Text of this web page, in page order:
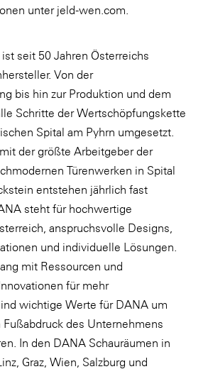
unter jeld-wen.com.
seit 50 Jahren Österreichs
Von der
bis hin zur Produktion und dem
Schritte der Wertschöpfungskette
Spital am Pyhrn umgesetzt.
der größte Arbeitgeber der
Türenwerken in Spital
entstehen jährlich fast
steht für hochwertige
anspruchsvolle Designs,
und individuelle Lösungen.
mit Ressourcen und
für mehr
wichtige Werte für DANA um
des Unternehmens
In den DANA Schauräumen in
Graz, Wien, Salzburg und